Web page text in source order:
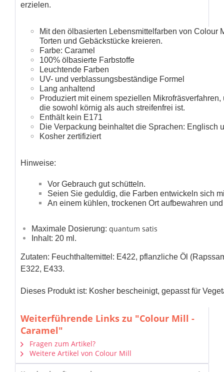
erzielen.
Mit den ölbasierten Lebensmittelfarben von Colour
Torten und Gebäckstücke kreieren.
Farbe: Caramel
100% ölbasierte Farbstoffe
Leuchtende Farben
UV- und verblassungsbeständige Formel
Lang anhaltend
Produziert mit einem speziellen
die sowohl körnig als auch streifenfrei ist.
Enthält kein E171
Die Verpackung beinhaltet die Sprachen: Englisch
Kosher zertifiziert
Hinweise:
Vor Gebrauch gut schütteln.
Seien Sie geduldig, die Farben entwickeln sich
An einem kühlen, trockenen Ort aufbewahren
Maximale Dosierung: quantum satis
Inhalt: 20 ml.
Zutaten: Feuchthaltemittel: E422, pflanzliche Öl
E322, E433.
Dieses Produkt ist: Kosher bescheinigt, gepasst für
Weiterführende Links zu "Colour Mill -
Caramel"
Fragen zum Artikel?
Weitere Artikel von Colour Mill